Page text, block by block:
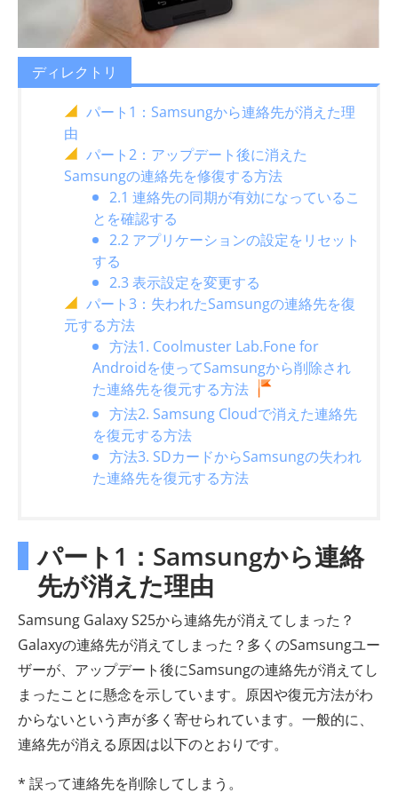
ディレクトリ
パート1：Samsungから連絡先が消えた理
由
パート2：アップデート後に消えた
Samsungの連絡先を修復する方法
2.1 連絡先の同期が有効になっているこ
とを確認する
2.2 アプリケーションの設定をリセット
する
2.3 表示設定を変更する
パート3：失われたSamsungの連絡先を復
元する方法
方法1. Coolmuster Lab.Fone for
Androidを使ってSamsungから削除され
た連絡先を復元する方法
方法2. Samsung Cloudで消えた連絡先
を復元する方法
方法3. SDカードからSamsungの失われ
た連絡先を復元する方法
パート1：Samsungから連絡
先が消えた理由
Samsung Galaxy S25から連絡先が消えてしまった？
Galaxyの連絡先が消えてしまった？多くのSamsungユー
ザーが、アップデート後にSamsungの連絡先が消えてし
まったことに懸念を示しています。原因や復元方法がわ
からないという声が多く寄せられています。一般的に、
連絡先が消える原因は以下のとおりです。
* 誤って連絡先を削除してしまう。